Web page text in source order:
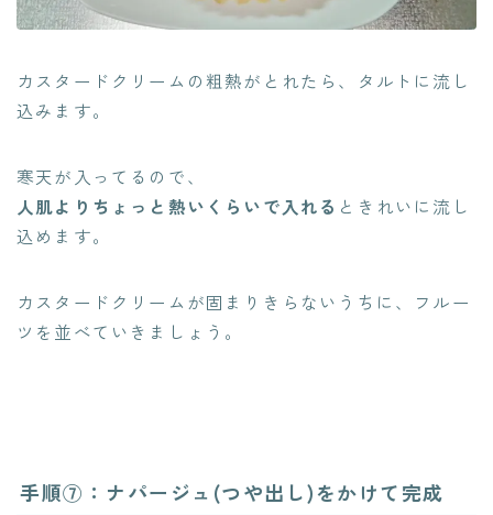
カスタードクリームの粗熱がとれたら、タルトに流し
込みます。
寒天が入ってるので、
人肌よりちょっと熱いくらいで入れる ときれいに流し
込めます。
カスタードクリームが固まりきらないうちに、フルー
ツを並べていきましょう。
手順⑦：ナパージュ(つや出し)をかけて完成